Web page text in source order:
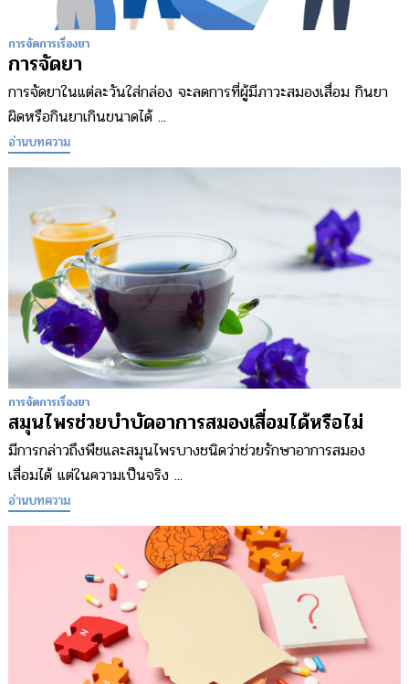
การจัดการเรื่องยา
การจัดยา
การจัดยาในแต่ละวันใส่กล่อง จะลดการที่ผู้มีภาวะสมองเสื่อม กินยา
ผิดหรือกินยาเกินขนาดได้ ...
อ่านบทความ
การจัดการเรื่องยา
สมุนไพรช่วยบำบัดอาการสมองเสื่อมได้หรือไม่
มีการกล่าวถึงพืชและสมุนไพรบางชนิดว่าช่วยรักษาอาการสมอง
เสื่อมได้ แต่ในความเป็นจริง ...
อ่านบทความ